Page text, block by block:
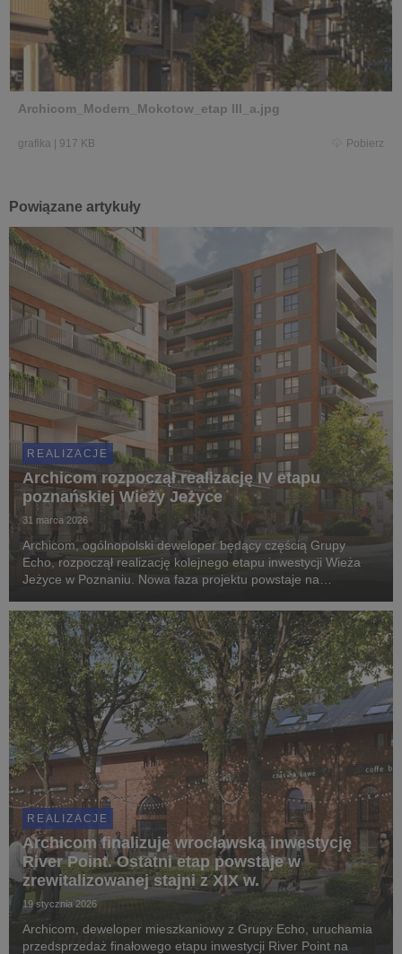
Archicom_Modern_Mokotow_etap III_a.jpg
grafika | 917 KB Pobierz
Powiązane artykuły
REALIZACJE
Archicom rozpoczął realizację IV etapu
poznańskiej Wieży Jeżyce
31 marca 2026
Archicom, ogólnopolski deweloper będący częścią Grupy
Echo, rozpoczął realizację kolejnego etapu inwestycji Wieża
Jeżyce w Poznaniu. Nowa faza projektu powstaje na
miejscu, w którym przez lata wytwarzano wodomierz...
REALIZACJE
Archicom finalizuje wrocławską inwestycję
River Point. Ostatni etap powstaje w
zrewitalizowanej stajni z XIX w.
19 stycznia 2026
Archicom, deweloper mieszkaniowy z Grupy Echo, uruchamia
przedsprzedaż finałowego etapu inwestycji River Point na